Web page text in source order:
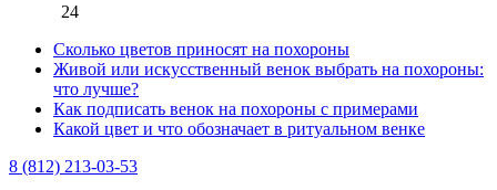
24
Сколько цветов приносят на похороны
Живой или искусственный венок выбрать на похороны:
что лучше?
Как подписать венок на похороны с примерами
Какой цвет и что обозначает в ритуальном венке
8 (812) 213-03-53